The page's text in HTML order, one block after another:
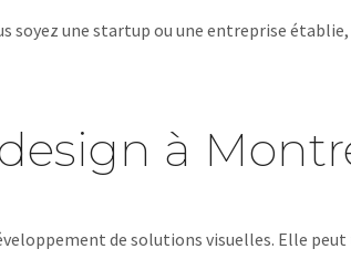
soyez une startup ou une entreprise
à
de solutions visuelles. Elle